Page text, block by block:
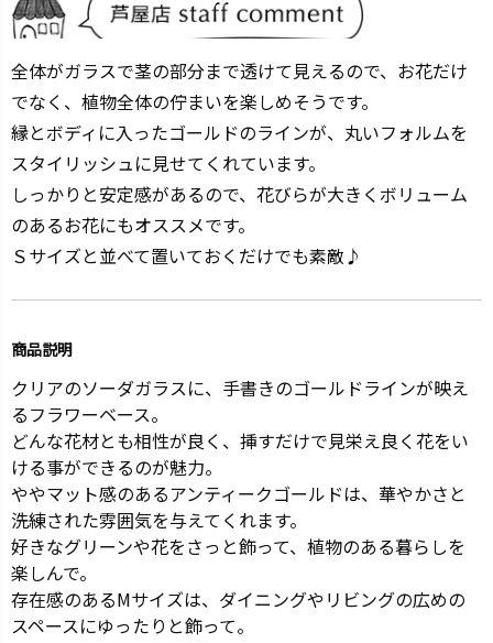
全体がガラスで茎の部分まで透けて見えるので、お花だけ
でなく、植物全体の佇まいを楽しめそうです。
縁とボディに入ったゴールドのラインが、丸いフォルムを
スタイリッシュに見せてくれています。
しっかりと安定感があるので、花びらが大きくボリューム
のあるお花にもオススメです。
Ｓサイズと並べて置いておくだけでも素敵♪
商品説明
クリアのソーダガラスに、手書きのゴールドラインが映え
るフラワーベース。
どんな花材とも相性が良く、挿すだけで見栄え良く花をい
ける事ができるのが魅力。
ややマット感のあるアンティークゴールドは、華やかさと
洗練された雰囲気を与えてくれます。
好きなグリーンや花をさっと飾って、植物のある暮らしを
楽しんで。
存在感のあるMサイズは、ダイニングやリビングの広めの
スペースにゆったりと飾って。